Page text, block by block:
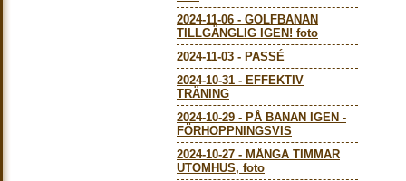
2024-11-06 - GOLFBANAN
TILLGÄNGLIG IGEN! foto
2024-11-03 - PASSÉ
2024-10-31 - EFFEKTIV
TRÄNING
2024-10-29 - PÅ BANAN IGEN -
FÖRHOPPNINGSVIS
2024-10-27 - MÅNGA TIMMAR
UTOMHUS, foto